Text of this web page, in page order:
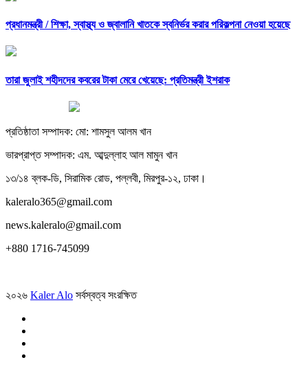
প্রধানমন্ত্রী /শিক্ষা, স্বাস্থ্য ও জ্বালানি খাতকে স্বনির্ভর করার পরিকল্পনা নেওয়া হয়েছে
তারা জুলাই শহীদদের কবরের টাকা মেরে খেয়েছে: প্রতিমন্ত্রী ইশরাক
প্রতিষ্ঠাতা সম্পাদক: মো: শামসুল আলম খান
ভারপ্রাপ্ত সম্পাদক: এম. আব্দুল্লাহ আল মামুন খান
১৩/১৪ ব্লক-ডি, সিরামিক রোড, পল্লবী, মিরপুর-১২, ঢাকা।
kaleralo365@gmail.com
news.kaleralo@gmail.com
+880 1716-745099
২০২৬ Kaler Alo সর্বস্বত্ব সংরক্ষিত